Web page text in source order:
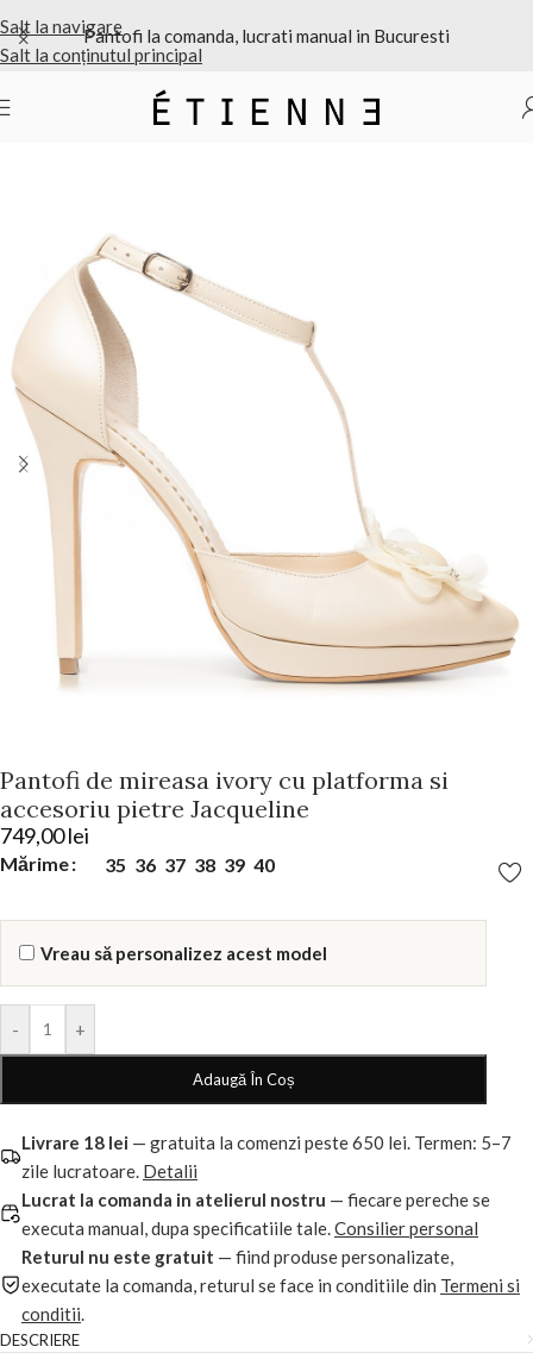
Salt la navigare
Salt la conținutul principal
manual in Bucuresti Personalizezi modelul,
Prima pagină Mireasa Pantofi de mireasa
Pantofi de mireasa ivory cu platforma si
accesoriu pietre Jacqueline
749,00lei
Mărime 35 36 37 38 39 40
Vreau să personalizez acest model
- +
Adaugă În Coș
Livrare 18 lei — gratuita la comenzi peste 650 lei. Termen: 5–7
zile lucratoare. Detalii
Lucrat la comanda in atelierul nostru — fiecare pereche se
executa manual, dupa specificatiile tale.Consilier personal
Returul nu este gratuit — fiind produse personalizate,
executate la comanda, returul se face in conditiile din Termeni si
conditii.
DESCRIERE